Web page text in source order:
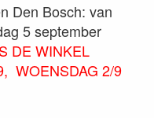
Den Bosch: van
5 september
DE WINKEL
WOENSDAG 2/9